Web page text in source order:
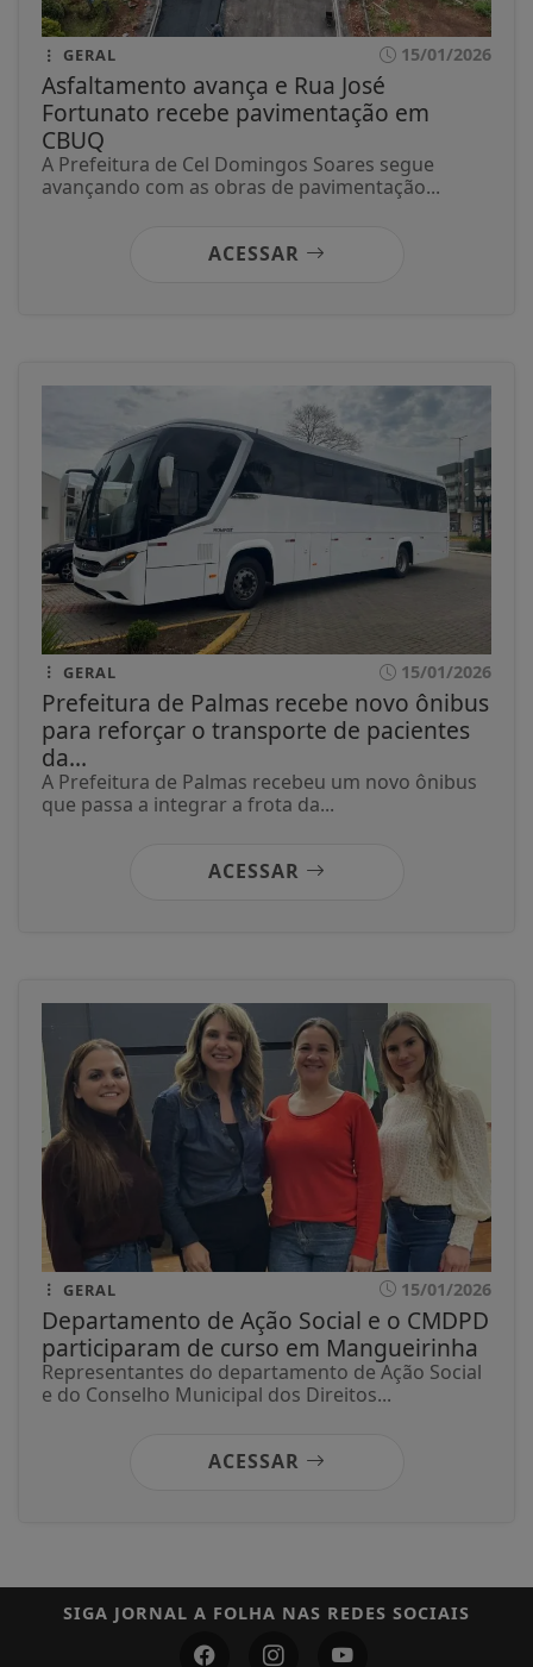
GERAL 15/01/2026
Asfaltamento avança e Rua José
Fortunato recebe pavimentação em
CBUQ
A Prefeitura de Cel Domingos Soares segue
avançando com as obras de pavimentação...
ACESSAR
GERAL 15/01/2026
Prefeitura de Palmas recebe novo ônibus
para reforçar o transporte de pacientes
da...
A Prefeitura de Palmas recebeu um novo ônibus
que passa a integrar a frota da...
ACESSAR
GERAL 15/01/2026
Departamento de Ação Social e o CMDPD
participaram de curso em Mangueirinha
Representantes do departamento de Ação Social
e do Conselho Municipal dos Direitos...
ACESSAR
SIGA JORNAL A FOLHA NAS REDES SOCIAIS